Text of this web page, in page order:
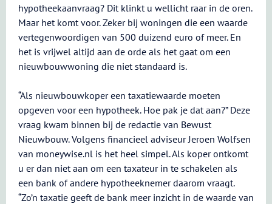
hypotheekaanvraag? Dit klinkt u wellicht raar in de oren.
Maar het komt voor. Zeker bij woningen die een waarde
vertegenwoordigen van 500 duizend euro of meer. En
het is vrijwel altijd aan de orde als het gaat om een
nieuwbouwwoning die niet standaard is.
“Als nieuwbouwkoper een taxatiewaarde moeten
opgeven voor een hypotheek. Hoe pak je dat aan?” Deze
vraag kwam binnen bij de redactie van Bewust
Nieuwbouw. Volgens financieel adviseur Jeroen Wolfsen
van moneywise.nl is het heel simpel. Als koper ontkomt
u er dan niet aan om een taxateur in te schakelen als
een bank of andere hypotheeknemer daarom vraagt.
“Zo’n taxatie geeft de bank meer inzicht in de waarde van